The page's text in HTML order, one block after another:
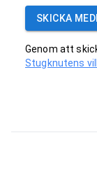
SKICKA
Genom att
Stugknutens